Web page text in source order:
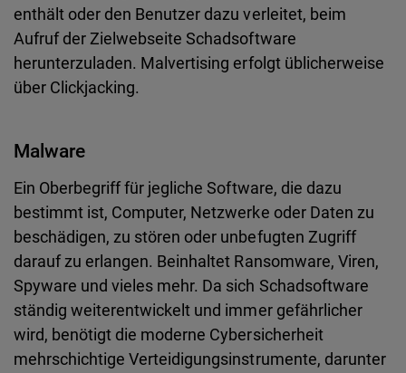
enthält oder den Benutzer dazu verleitet, beim
Aufruf der Zielwebseite Schadsoftware
herunterzuladen. Malvertising erfolgt üblicherweise
über Clickjacking.
Malware
Ein Oberbegriff für jegliche Software, die dazu
bestimmt ist, Computer, Netzwerke oder Daten zu
beschädigen, zu stören oder unbefugten Zugriff
darauf zu erlangen. Beinhaltet Ransomware, Viren,
Spyware und vieles mehr. Da sich Schadsoftware
ständig weiterentwickelt und immer gefährlicher
wird, benötigt die moderne Cybersicherheit
mehrschichtige Verteidigungsinstrumente, darunter